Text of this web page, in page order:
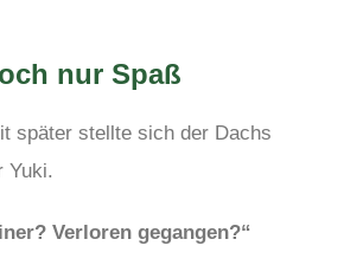
nur Spaß
später stellte sich der Dachs
Yuki.
Verloren gegangen?“